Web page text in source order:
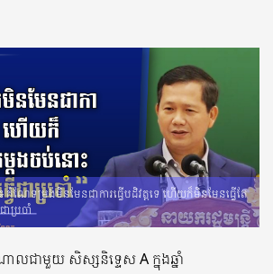
ែទម្រង់មិនមែនជាការធ្វើបដិវត្តទេ ហើយក៏មិនមែនធ្វើតែ
ាប្រចាំ
ជាមួយ សិស្សនិទ្ទេស A ក្នុងឆ្នាំ